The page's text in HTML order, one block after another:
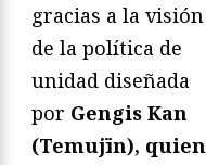
gracias a la visión
de la política de
unidad diseñada
por Gengis Kan
(Temujïn), quien